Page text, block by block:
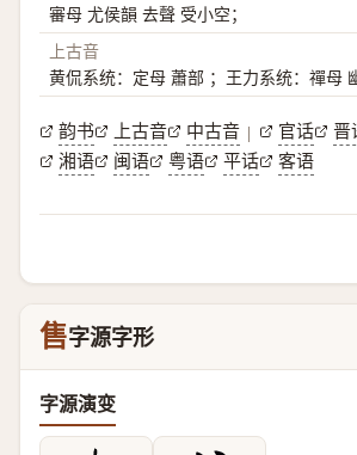
審母 尤侯韻 去聲 受小空；
上古音
黄侃系统：定母 蕭部 ；王力系统：禪母
韵书 上古音 中古音 | 官话 晋
湘语
闽语 粤语 平话 客语
售字源字形
字源演变